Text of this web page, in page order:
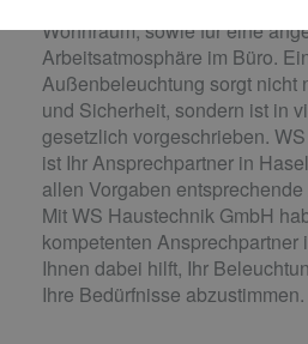
Wohnraum, sowie für eine
Arbeitsatmosphäre im Büro.
Außenbeleuchtung sorgt nicht
und Sicherheit, sondern ist in
gesetzlich vorgeschrieben.
ist Ihr Ansprechpartner in
allen Vorgaben
Mit WS Haustechnik GmbH
kompetenten Ansprechpartner
Ihnen dabei hilft, Ihr
Ihre Bedürfnisse abzustimmen.